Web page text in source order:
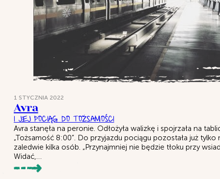
1 STYCZNIA 2022
Avra
i jej pociąg do Tożsamości
Avra stanęła na peronie. Odłożyła walizkę i spojrzała na
„Tożsamość 8:00”. Do przyjazdu pociągu pozostała już tylko
zaledwie kilka osób. „Przynajmniej nie będzie tłoku przy
Widać,…